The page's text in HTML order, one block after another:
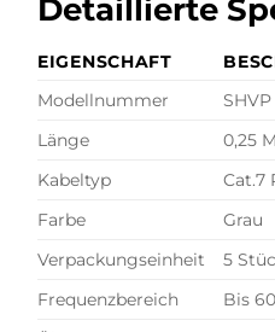
Detaillierte
EIGENSCHAFT
Modellnummer
SHVP
Länge
0,25
Kabeltyp
Cat.7
Farbe
Grau
Verpackungseinheit
5
Frequenzbereich
Bis